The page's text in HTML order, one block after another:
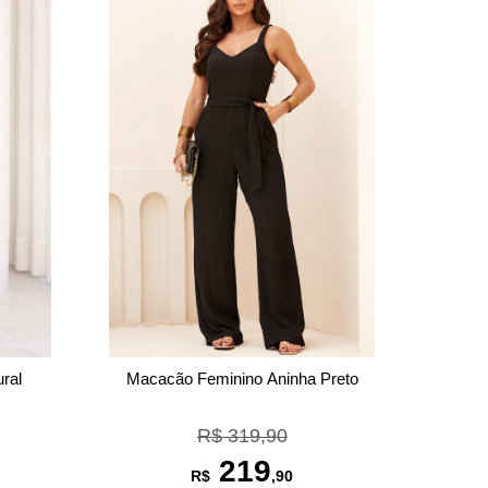
Macacão Feminino Aninha Preto
R$ 319,90
R$ 219,90